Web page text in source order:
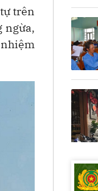
trên
ngừa,